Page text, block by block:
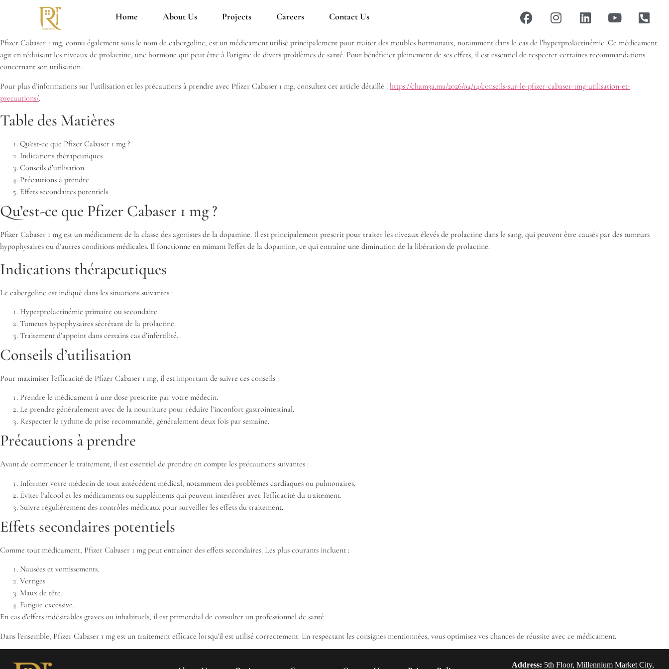
Home About Us Projects Careers Contact Us
Pfizer Cabaser 1 mg, connu également sous le nom de cabergoline, est un médicament utilisé principalement pour traiter des troubles hormonaux, notamment dans le cas de l’hyperprolactinémie. Ce médicament
agit en réduisant les niveaux de prolactine, une hormone qui peut être à l’origine de divers problèmes de santé. Pour bénéficier pleinement de ses effets, il est essentiel de respecter certaines recommandations
concernant son utilisation.
Pour plus d’informations sur l’utilisation et les précautions à prendre avec Pfizer Cabaser 1 mg, consultez cet article détaillé : https://cham3a.ma/2026/04/14/conseils-sur-le-pfizer-cabaser-1mg-utilisation-et-
precautions/.
Table des Matières
Qu’est-ce que Pfizer Cabaser 1 mg ?
Indications thérapeutiques
Conseils d’utilisation
Précautions à prendre
Effets secondaires potentiels
Qu’est-ce que Pfizer Cabaser 1 mg ?
Pfizer Cabaser 1 mg est un médicament de la classe des agonistes de la dopamine. Il est principalement prescrit pour traiter les niveaux élevés de prolactine dans le sang, qui peuvent être causés par des tumeurs
hypophysaires ou d’autres conditions médicales. Il fonctionne en mimant l’effet de la dopamine, ce qui entraîne une diminution de la libération de prolactine.
Indications thérapeutiques
Le cabergoline est indiqué dans les situations suivantes :
Hyperprolactinémie primaire ou secondaire.
Tumeurs hypophysaires sécrétant de la prolactine.
Traitement d’appoint dans certains cas d’infertilité.
Conseils d’utilisation
Pour maximiser l’efficacité de Pfizer Cabaser 1 mg, il est important de suivre ces conseils :
Prendre le médicament à une dose prescrite par votre médecin.
Le prendre généralement avec de la nourriture pour réduire l’inconfort gastrointestinal.
Respecter le rythme de prise recommandé, généralement deux fois par semaine.
Précautions à prendre
Avant de commencer le traitement, il est essentiel de prendre en compte les précautions suivantes :
Informer votre médecin de tout antécédent médical, notamment des problèmes cardiaques ou pulmonaires.
Éviter l’alcool et les médicaments ou suppléments qui peuvent interférer avec l’efficacité du traitement.
Suivre régulièrement des contrôles médicaux pour surveiller les effets du traitement.
Effets secondaires potentiels
Comme tout médicament, Pfizer Cabaser 1 mg peut entraîner des effets secondaires. Les plus courants incluent :
Nausées et vomissements.
Vertiges.
Maux de tête.
Fatigue excessive.
En cas d’effets indésirables graves ou inhabituels, il est primordial de consulter un professionnel de santé.
Dans l’ensemble, Pfizer Cabaser 1 mg est un traitement efficace lorsqu’il est utilisé correctement. En respectant les consignes mentionnées, vous optimisez vos chances de réussite avec ce médicament.
Address: 5th Floor, Millennium Market City,